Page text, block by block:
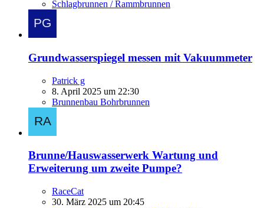
Schlagbrunnen / Rammbrunnen
Grundwasserspiegel messen mit Vakuummeter
Patrick g
8. April 2025 um 22:30
Brunnenbau Bohrbrunnen
Brunne/Hauswasserwerk Wartung und
Erweiterung um zweite Pumpe?
RaceCat
30. März 2025 um 20:45